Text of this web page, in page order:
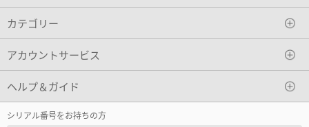
カテゴリー
アカウントサービス
ヘルプ＆ガイド
シリアル番号をお持ちの方